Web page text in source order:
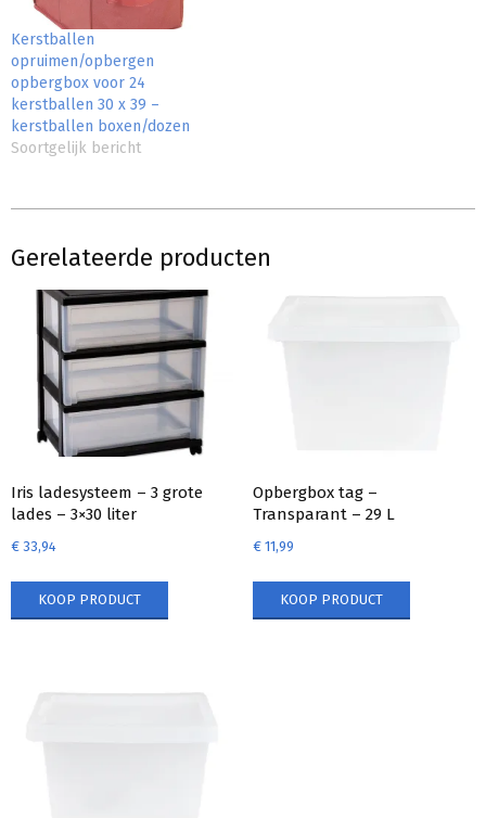
Kerstballen
opruimen/opbergen
opbergbox voor 24
kerstballen 30 x 39 –
kerstballen boxen/dozen
Soortgelijk bericht
Gerelateerde producten
Iris ladesysteem – 3 grote
lades – 3×30 liter
€ 33,94
KOOP PRODUCT
Opbergbox tag –
Transparant – 29 L
€11,99
KOOP PRODUCT